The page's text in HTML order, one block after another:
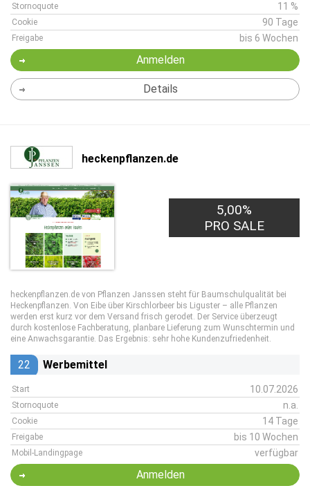
Stornoquote 11 %
Cookie 90 Tage
Freigabe bis 6 Wochen
Anmelden
Details
heckenpflanzen.de
5,00%
PRO SALE
heckenpflanzen.de von Pflanzen Janssen steht für Baumschulqualität bei
Heckenpflanzen. Von Eibe über Kirschlorbeer bis Liguster – alle Pflanzen
werden erst kurz vor dem Versand frisch gerodet. Der Service überzeugt
durch kostenlose Fachberatung, planbare Lieferung zum Wunschtermin und
eine Anwachsgarantie. Das Ergebnis: sehr hohe Kundenzufriedenheit.
22 Werbemittel
Start 10.07.2026
Stornoquote n.a.
Cookie 14 Tage
Freigabe bis 10 Wochen
Mobil-Landingpage verfügbar
Anmelden